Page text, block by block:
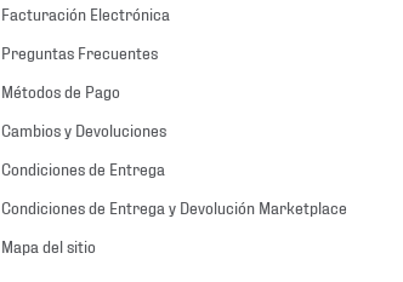
Facturación Electrónica
Preguntas Frecuentes
Métodos de Pago
Cambios y Devoluciones
Condiciones de Entrega
Condiciones de Entrega y Devolución Marketplace
Mapa del sitio